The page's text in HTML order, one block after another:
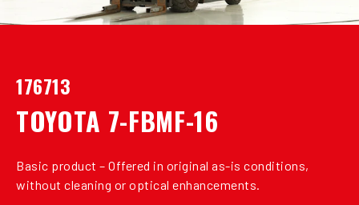
176713
TOYOTA 7-FBMF-16
Basic product – Offered in original as-is conditions,
without cleaning or optical enhancements.